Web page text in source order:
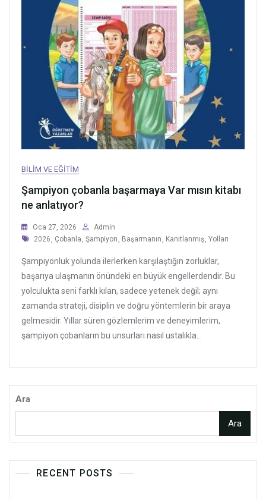
BILIM VE EĞITIM
Şampiyon çobanla başarmaya Var mısın kitabı
ne anlatıyor?
Oca 27, 2026
Admin
Tags
2026 , Çobanla , Şampiyon , Başarmanın , Kanıtlanmış, Yolları
Şampiyonluk yolunda ilerlerken karşılaştığın zorluklar,
başarıya ulaşmanın önündeki en büyük engellerdendir. Bu
yolculukta seni farklı kılan, sadece yetenek değil; aynı
zamanda strateji, disiplin ve doğru yöntemlerin bir araya
gelmesidir. Yıllar süren gözlemlerim ve deneyimlerim,
şampiyon çobanların bu unsurları nasıl ustalıkla...
Ara
Ara
RECENT POSTS